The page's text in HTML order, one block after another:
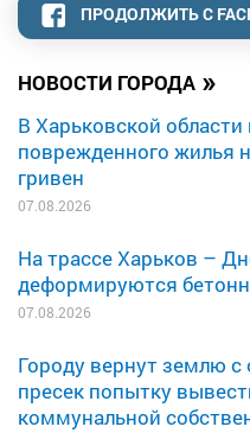
НОВОСТИ ГОРОДА »
В Харьковской
поврежденного жилья
гривен
07.08.2026
На трассе Харьков –
деформируются
07.08.2026
Городу вернут землю с
пресек попытку
коммунальной
ПРОДОЛЖИТЬ С